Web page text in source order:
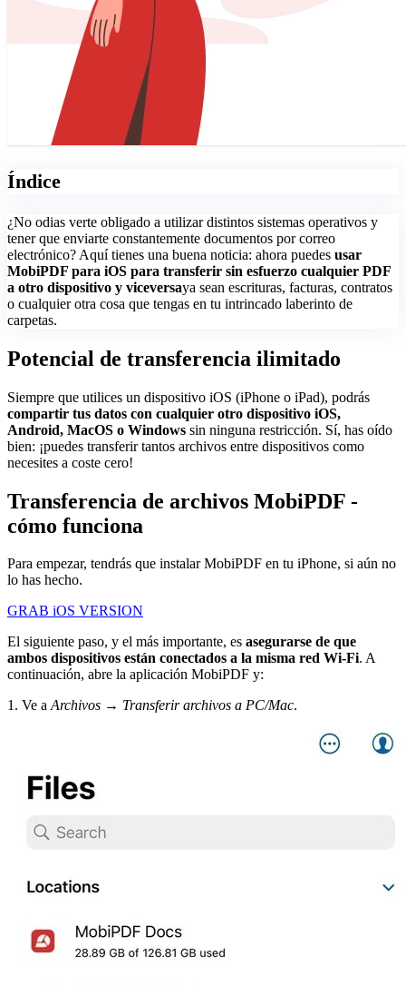
Índice
¿No odias verte obligado a utilizar distintos sistemas operativos y
tener que enviarte constantemente documentos por correo
electrónico? Aquí tienes una buena noticia: ahora puedes usar
MobiPDF para iOS para transferir sin esfuerzo cualquier PDF
a otro dispositivo y viceversaya sean escrituras, facturas, contratos
o cualquier otra cosa que tengas en tu intrincado laberinto de
carpetas.
Potencial de transferencia ilimitado
Siempre que utilices un dispositivo iOS (iPhone o iPad), podrás
compartir tus datos con cualquier otro dispositivo iOS,
Android, MacOS o Windows sin ninguna restricción. Sí, has oído
bien: ¡puedes transferir tantos archivos entre dispositivos como
necesites a coste cero!
Transferencia de archivos MobiPDF -
cómo funciona
Para empezar, tendrás que instalar MobiPDF en tu iPhone, si aún no
lo has hecho.
GRAB iOS VERSION
El siguiente paso, y el más importante, es asegurarse de que
ambos dispositivos están conectados a la misma red Wi-Fi. A
continuación, abre la aplicación MobiPDF y:
1. Ve aArchivos → Transferir archivos a PC/Mac.